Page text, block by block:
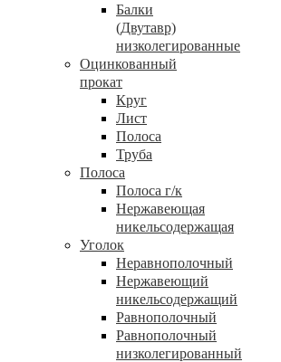
Балки
(Двутавр)
низколегированные
Оцинкованный
прокат
Круг
Лист
Полоса
Труба
Полоса
Полоса г/к
Нержавеющая
никельсодержащая
Уголок
Неравнополочный
Нержавеющий
никельсодержащий
Равнополочный
Равнополочный
низколегированный